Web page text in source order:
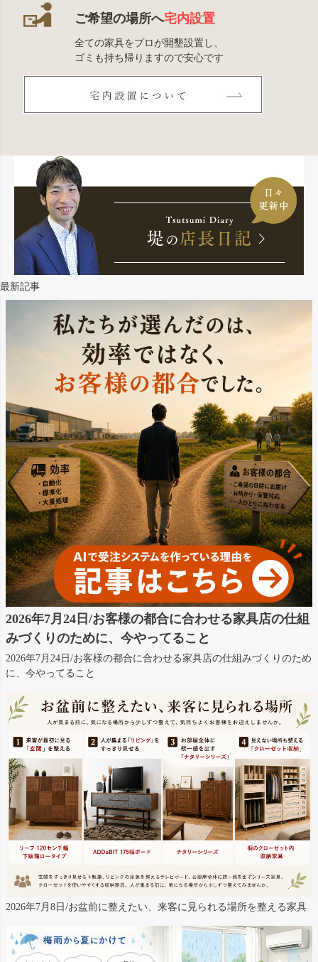
ご希望の場所へ宅内設置
全ての家具をプロが開墾設置し、
ゴミも持ち帰りますので安心です
最新記事
2026年7月24日/お客様の都合に合わせる家具店の仕組
みづくりのために、今やってること
2026年7月24日/お客様の都合に合わせる家具店の仕組みづくりのため
に、今やってること
2026年7月8日/お盆前に整えたい、来客に見られる場所を整える家具